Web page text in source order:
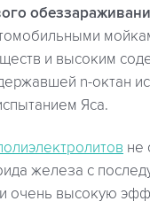
и высоким
n-октан
Яса.
не
железа с
очень высокую